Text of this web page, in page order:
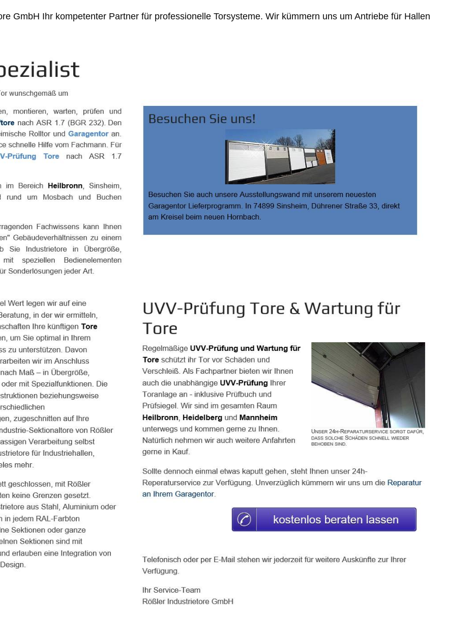
GmbH Ihr kompetenter Partner für professionelle Torsysteme. Wir kümmern uns um Antriebe für Hallen